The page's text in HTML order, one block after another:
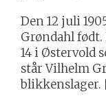
Den 12 juli
Grøndahl født.
14 i Østervold
står Vilhelm
blikkenslager.